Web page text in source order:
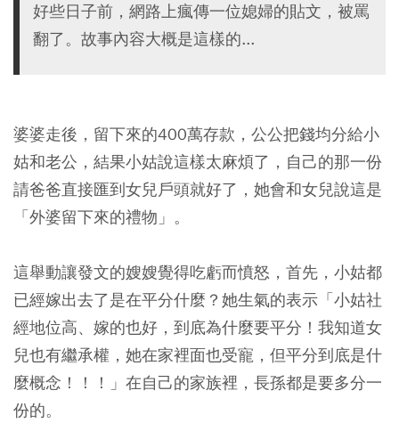
好些日子前，網路上瘋傳一位媳婦的貼文，被罵
翻了。故事內容大概是這樣的...
婆婆走後，留下來的400萬存款，公公把錢均分給小
姑和老公，結果小姑說這樣太麻煩了，自己的那一份
請爸爸直接匯到女兒戶頭就好了，她會和女兒說這是
「外婆留下來的禮物」。
這舉動讓發文的嫂嫂覺得吃虧而憤怒，首先，小姑都
已經嫁出去了是在平分什麼？她生氣的表示「小姑社
經地位高、嫁的也好，到底為什麼要平分！我知道女
兒也有繼承權，她在家裡面也受寵，但平分到底是什
麼概念！！！」在自己的家族裡，長孫都是要多分一
份的。